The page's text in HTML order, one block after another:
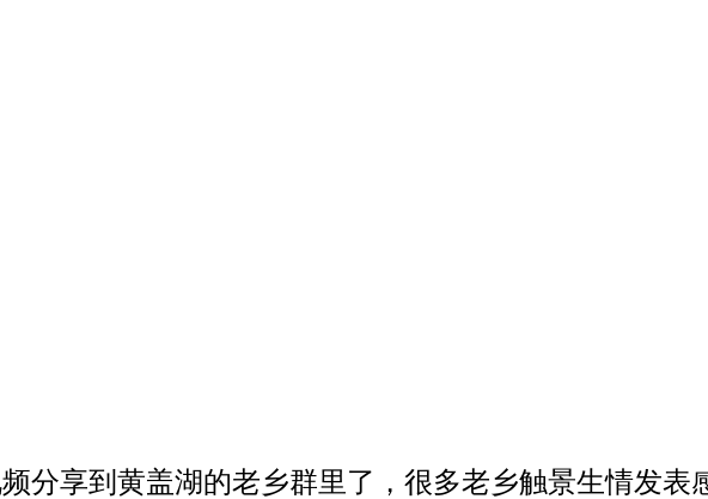
分享到黄盖湖的老乡群里了，很多老乡触景生情发表